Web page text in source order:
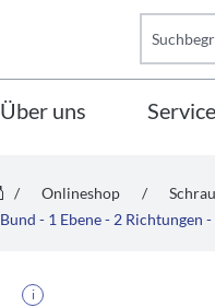
Über uns Service
/ Onlineshop /
Bund - 1 Ebene - 2 Richtungen
i